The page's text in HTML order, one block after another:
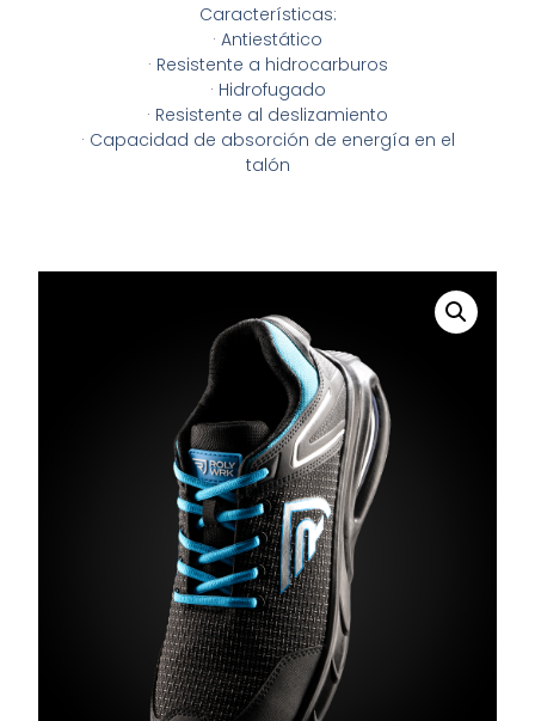
Características:
· Antiestático
· Resistente a hidrocarburos
· Hidrofugado
· Resistente al deslizamiento
· Capacidad de absorción de energía en el
talón